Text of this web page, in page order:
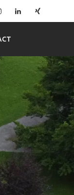
Instagram
Mitterer
Linkedin